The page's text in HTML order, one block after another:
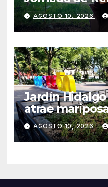
sea cada
de agosto
AGOSTO 10, 2026
Jardín
atrae
convertirse en
polinizador
AGOSTO 10, 2026